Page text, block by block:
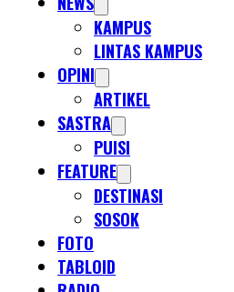
KAMPUS
LINTAS KAMPUS
OPINI
ARTIKEL
SASTRA
PUISI
FEATURE
DESTINASI
SOSOK
FOTO
TABLOID